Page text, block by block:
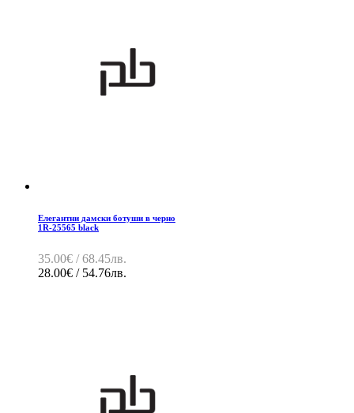
Елегантни дамски ботуши в черно
1R-25565 black
35.00€ / 68.45лв.
28.00€ / 54.76лв.